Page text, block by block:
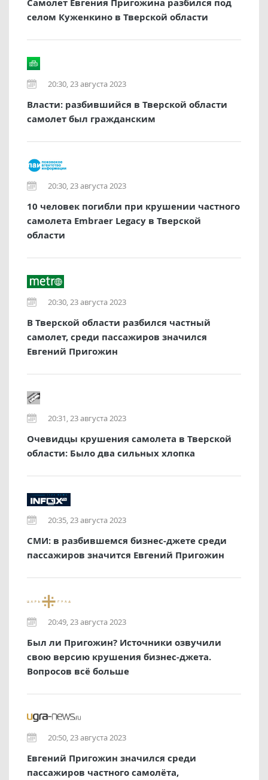
Самолет Евгения Пригожина разбился под
селом Куженкино в Тверской области
20:30, 23 августа 2023
Власти: разбившийся в Тверской области
самолет был гражданским
20:30, 23 августа 2023
10 человек погибли при крушении частного
самолета Embraer Legacy в Тверской
области
20:30, 23 августа 2023
В Тверской области разбился частный
самолет, среди пассажиров значился
Евгений Пригожин
20:31, 23 августа 2023
Очевидцы крушения самолета в Тверской
области: Было два сильных хлопка
20:35, 23 августа 2023
СМИ: в разбившемся бизнес-джете среди
пассажиров значится Евгений Пригожин
20:49, 23 августа 2023
Был ли Пригожин? Источники озвучили
свою версию крушения бизнес-джета.
Вопросов всё больше
20:50, 23 августа 2023
Евгений Пригожин значился среди
пассажиров частного самолёта,